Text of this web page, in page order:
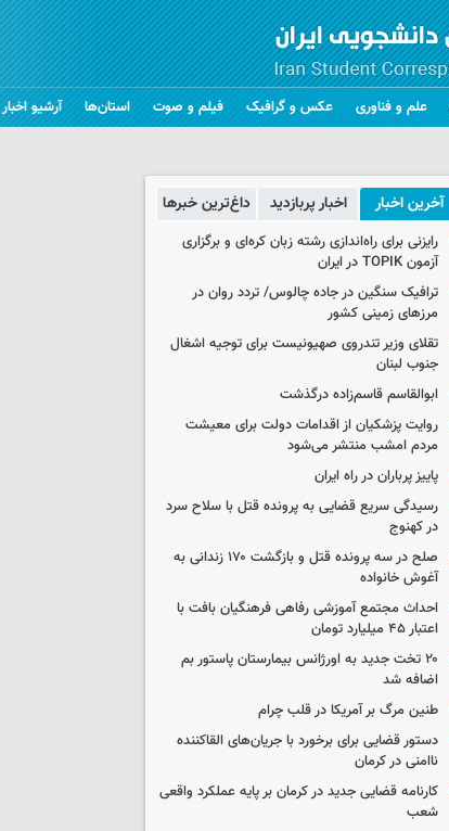
علم و فناوری عکس و گرافیک فیلم و صوت استان‌ها آرشیو اخبار
آخرین اخبار اخبار پربازدید داغ‌ترین خبرها
رایزنی برای راه‌اندازی رشته زبان کره‌ای و برگزاری
آزمون TOPIK در ایران
ترافیک سنگین در جاده چالوس/ تردد روان در
مرزهای زمینی کشور
تقلای وزیر تندروی صهیونیست برای توجیه اشغال
جنوب لبنان
ابوالقاسم قاسم‌زاده درگذشت
روایت پزشکیان از اقدامات دولت برای معیشت
مردم امشب منتشر می‌شود
پاییز پرباران در راه ایران
رسیدگی سریع قضایی به پرونده قتل با سلاح سرد
در کهنوج
صلح در سه پرونده قتل و بازگشت ۱۷۰ زندانی به
آغوش خانواده
احداث مجتمع آموزشی رفاهی فرهنگیان بافت با
اعتبار ۴۵ میلیارد تومان
۲۰ تخت جدید به اورژانس بیمارستان پاستور بم
اضافه شد
طنین مرگ بر آمریکا در قلب چرام
دستور قضایی برای برخورد با جریان‌های القاکننده
ناامنی در کرمان
کارنامه قضایی جدید در کرمان بر پایه عملکرد واقعی
شعب